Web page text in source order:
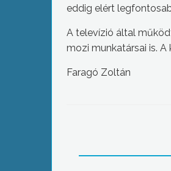
eddig elért
A televízió által
mozi munkatársai is.
Faragó Zoltán